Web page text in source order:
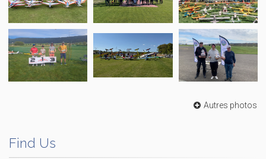
Autres photos
Find Us